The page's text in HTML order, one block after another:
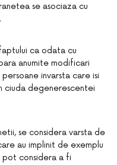
se asociaza cu
ca odata cu
anumite modificari
invarsta care isi
ciuda degenerescentei
se considera varsta de
au implinit de exemplu
pot considera a fi